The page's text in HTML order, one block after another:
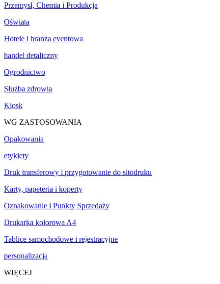
Przemysł, Chemia i Produkcja
Oświata
Hotele i branża eventowa
handel detaliczny
Ogrodnictwo
Służba zdrowia
Kiosk
WG ZASTOSOWANIA
Opakowania
etykiety
Druk transferowy i przygotowanie do sitodruku
Karty, papeteria i koperty
Oznakowanie i Punkty Sprzedaży
Drukarka kolorowa A4
Tablice samochodowe i rejestracyjne
personalizacja
WIĘCEJ